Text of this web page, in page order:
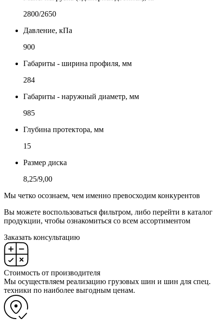
2800/2650
Давление, кПа
900
Габариты - ширина профиля, мм
284
Габариты - наружный диаметр, мм
985
Глубина протектора, мм
15
Размер диска
8,25/9,00
Мы четко осознаем, чем именно превосходим конкурентов
Вы можете воспользоваться фильтром, либо перейти в каталог
продукции, чтобы ознакомиться со всем ассортиментом
Заказать консультацию
Стоимость от производителя
Мы осуществляем реализацию грузовых шин и шин для спец.
техники по наиболее выгодным ценам.